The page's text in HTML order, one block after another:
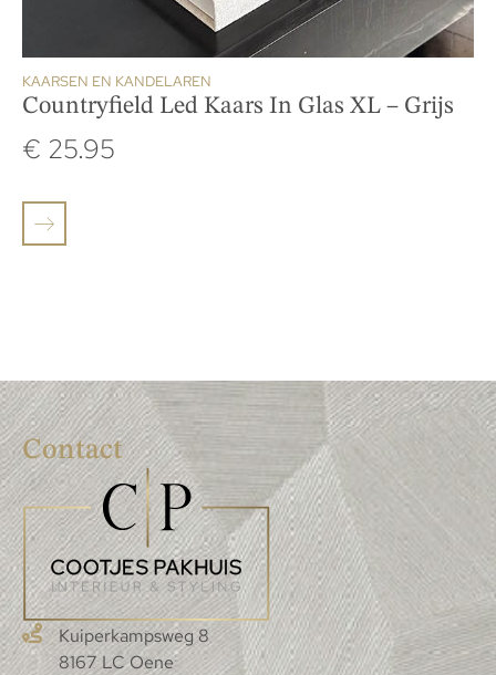
KAARSEN EN KANDELAREN
Countryfield Led Kaars In Glas XL – Grijs
€ 25.95
Contact
Kuiperkampsweg 8
8167 LC Oene